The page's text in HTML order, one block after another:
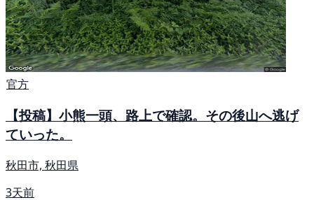
官方
【投稿】小熊一頭、路上で確認。その後山へ逃げ
ていった。
秋田市, 秋田県
3天前